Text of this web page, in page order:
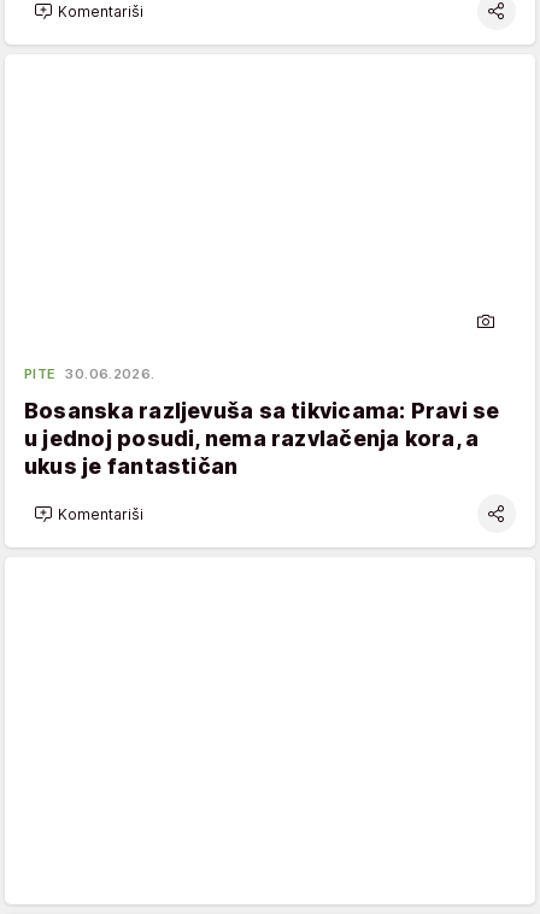
Komentariši
PITE 30.06.2026.
Bosanska razljevuša sa tikvicama: Pravi se
u jednoj posudi, nema razvlačenja kora, a
ukus je fantastičan
Komentariši